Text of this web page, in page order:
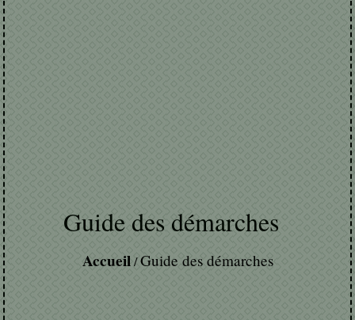
Guide des démarches
Accueil/Guide des démarches